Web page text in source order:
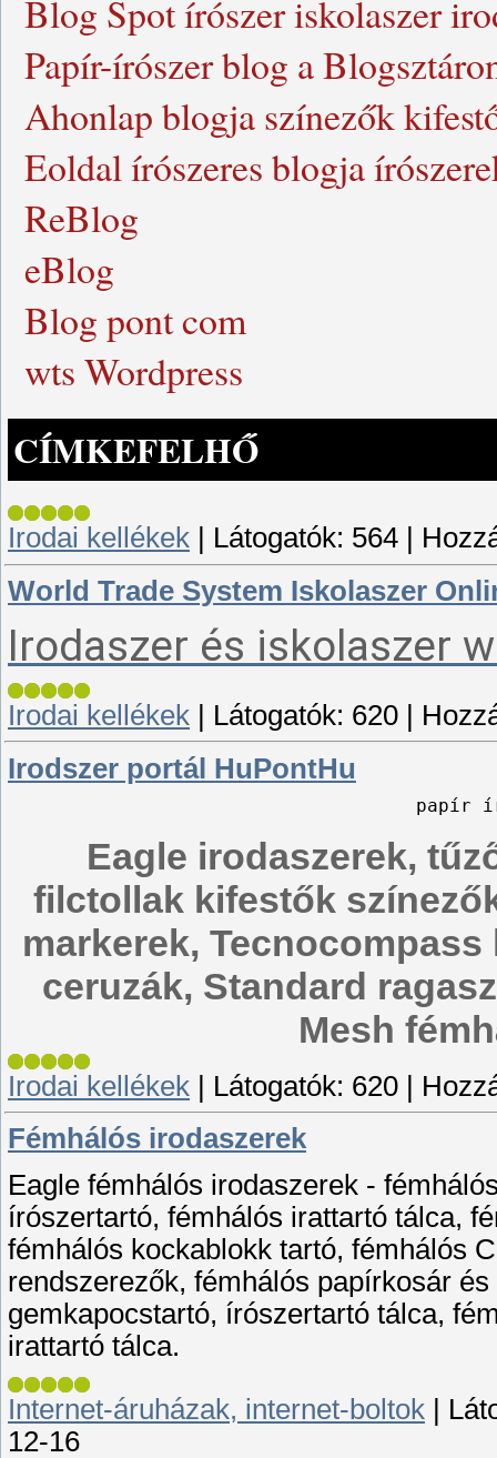
Blog Spot írószer iskolaszer
Papír-írószer blog a
Ahonlap blogja színezők
Eoldal írószeres blogja
ReBlog
eBlog
Blog pont com
wts Wordpress
CÍMKEFELHŐ
Irodai kellékek Látogatók: 564
World Trade System Iskolaszer
Irodaszer és iskolaszer
Irodai kellékek Látogatók: 620
Irodszer portál HuPontHu
papír
Eagle irodaszerek,
filctollak kifestők
markerek,
ceruzák, Standard
Mesh
Irodai kellékek | Látogatók: 620 |
Fémhálós irodaszerek
Eagle fémhálós irodaszerek -
írószertartó, fémhálós irattartó tálca,
fémhálós kockablokk tartó, fémhálós
rendszerezők, fémhálós papírkosár
gemkapocstartó, írószertartó tálca,
irattartó tálca.
Internet-áruházak, internet-boltok |
12-16